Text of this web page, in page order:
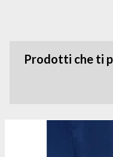
Prodotti che ti